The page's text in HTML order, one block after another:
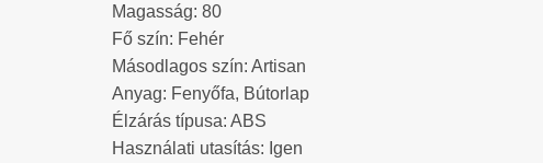
Magasság: 80
Fő szín: Fehér
Másodlagos szín: Artisan
Anyag: Fenyőfa, Bútorlap
Élzárás típusa: ABS
Használati utasítás: Igen